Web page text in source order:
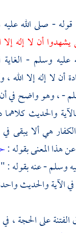
قوله - صلى الله
أن لا إله إلا
وسلم - الغاية
لا إله إلا الله ،
- ، وهو واضح في
والحديث كلاهما
الكفار هي ألا يبقى
هذا المعنى بقوله :
وسلم - عنه بقوله : "
الآية والحديث
على الحجة ،